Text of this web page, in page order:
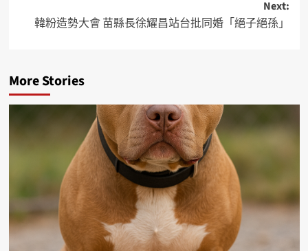
Next:
韓粉造勢大會 苗縣長徐耀昌站台批同婚「絕子絕孫」
More Stories